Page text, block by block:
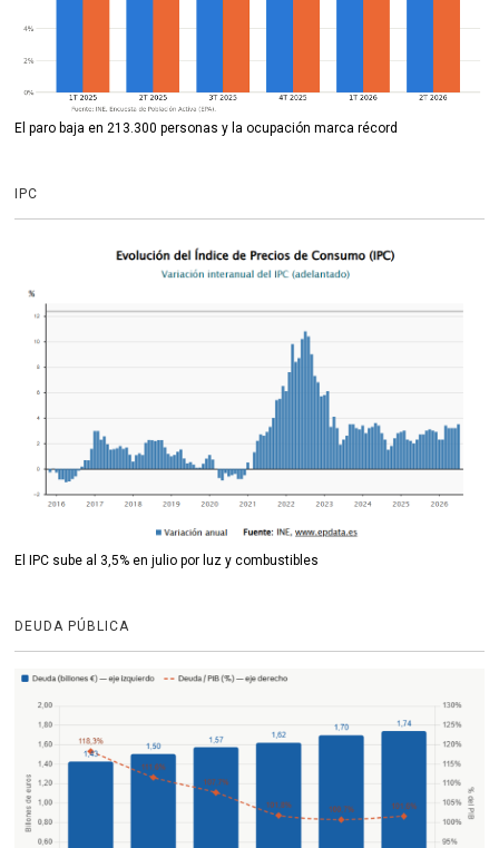
El paro baja en 213.300 personas y la ocupación marca récord
IPC
El IPC sube al 3,5% en julio por luz y combustibles
DEUDA PÚBLICA